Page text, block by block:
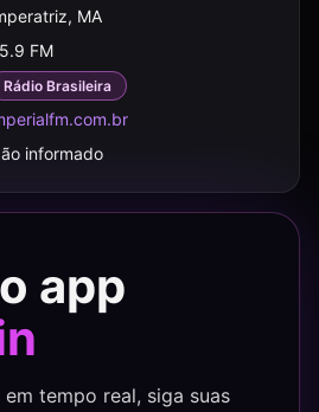
MA
FM
Rádio Brasileira
informado
app
tempo real, siga suas